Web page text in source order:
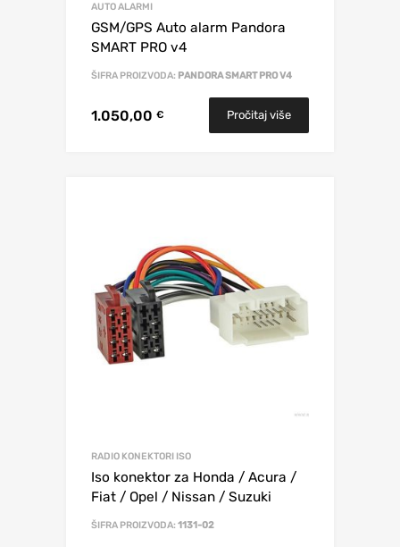
AUTO ALARMI
GSM/GPS Auto alarm Pandora
SMART PRO v4
ŠIFRA PROIZVODA: PANDORA SMART PRO V4
1.050,00 € Pročitaj više
RADIO KONEKTORI ISO
Iso konektor za Honda / Acura /
Fiat / Opel / Nissan / Suzuki
ŠIFRA PROIZVODA: 1131-02